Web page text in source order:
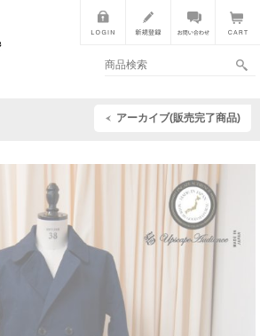
アーカイブ(販売完了商品)